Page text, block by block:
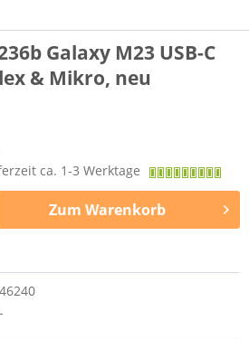
Galaxy M23 USB-C
& Mikro, neu
ca. 1-3 Werktage
Zum Warenkorb
46240
-